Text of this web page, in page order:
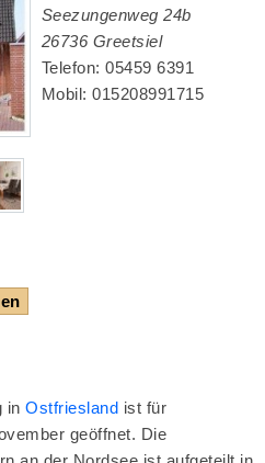
Seezungenweg 24b
26736 Greetsiel
Telefon: 05459 6391
Mobil: 015208991715
inOstfriesland ist für
geöffnet. Die